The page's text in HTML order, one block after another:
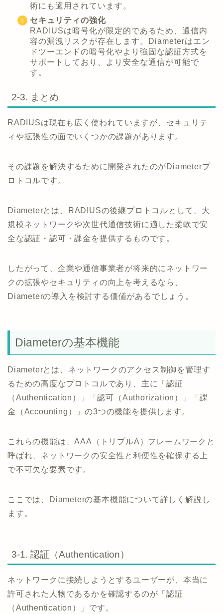
術にも適用されています。
セキュリティの強化
RADIUSは暗号化が限定的であるため、通信内
容の漏洩リスクが存在します。Diameterはエン
ドツーエンドの暗号化やより強固な認証方式を
サポートしており、より安全な通信が可能で
す。
2-3. まとめ
RADIUSは現在も広く使われていますが、セキュリテ
ィや拡張性の面でいくつかの課題があります。
その課題を解決するために開発されたのがDiameterプ
ロトコルです。
Diameterとは、RADIUSの後継プロトコルとして、大
規模ネットワークや次世代通信技術に適した柔軟で安
全な認証・認可・課金を提供するものです。
したがって、企業や通信事業者が将来的にネットワー
クの拡張やセキュリティの向上を考えるなら、
Diameterの導入を検討する価値があるでしょう。
Diameterの基本機能
Diameterとは、ネットワークのアクセス制御を管理す
るための高度なプロトコルであり、主に「認証
（Authentication）」「認可（Authorization）」「課
金（Accounting）」の3つの機能を提供します。
これらの機能は、AAA（トリプルA）フレームワークと
呼ばれ、ネットワークの安全性と利便性を確保する上
で不可欠な要素です。
ここでは、Diameterの基本機能について詳しく解説し
ます。
3-1. 認証（Authentication）
ネットワークに接続しようとするユーザーが、本当に
許可された人物であるかを確認するのが「認証
（Authentication）」です。